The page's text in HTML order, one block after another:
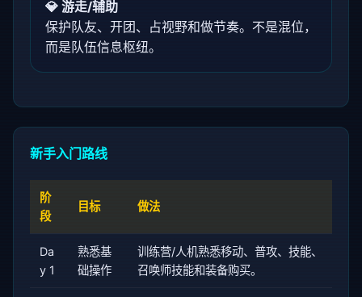
💎 游走/辅助
保护队友、开团、占视野和做节奏。不是混位，
而是队伍信息枢纽。
新手入门路线
阶
段
目标 做法
Da
y 1
熟悉基
础操作
训练营/人机熟悉移动、普攻、技能、
召唤师技能和装备购买。